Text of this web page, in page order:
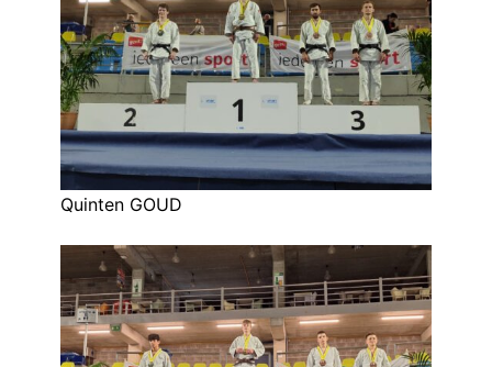
Quinten GOUD